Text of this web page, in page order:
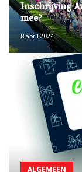
Inschrijving
mee?
8 april 2024
ALGEMEEN